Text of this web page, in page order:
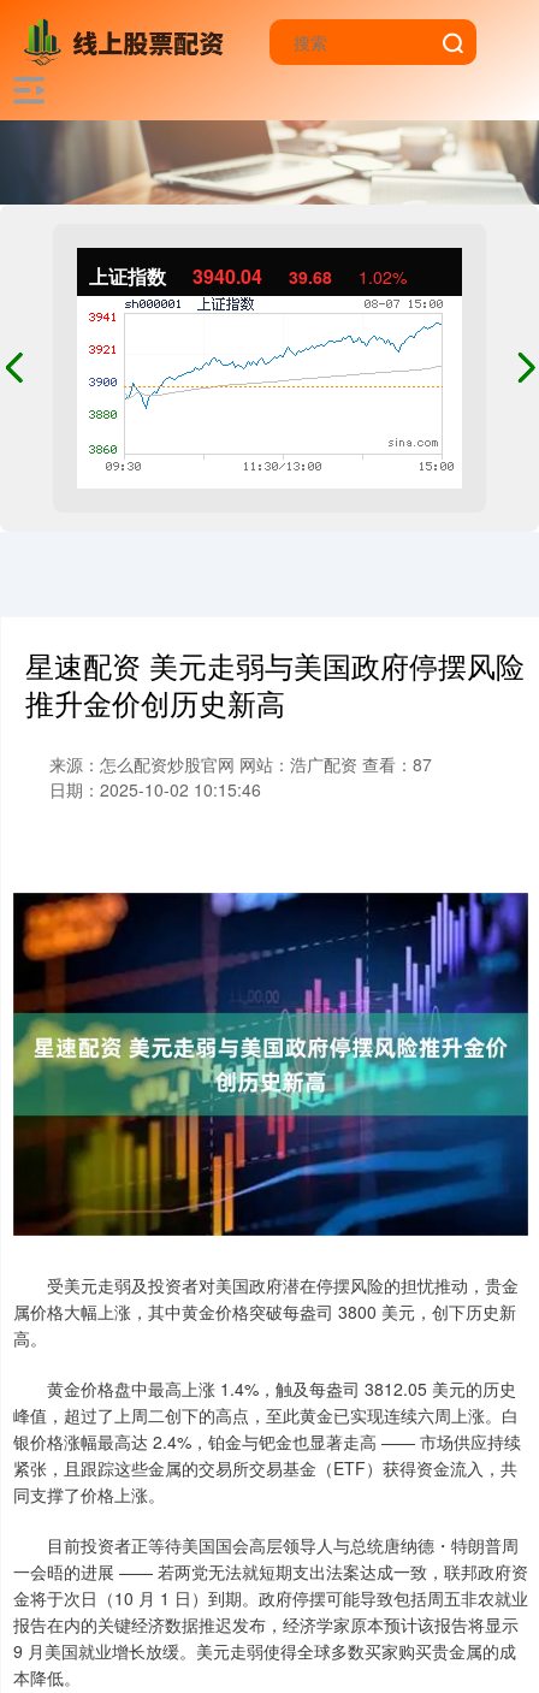
上证指数 3940.04 39.68 1.02%
星速配资 美元走弱与美国政府停摆风险
推升金价创历史新高
来源：怎么配资炒股官网 网站：浩广配资 查看：87
日期：2025-10-02 10:15:46
受美元走弱及投资者对美国政府潜在停摆风险的担忧推动，贵金
属价格大幅上涨，其中黄金价格突破每盎司 3800 美元，创下历史新
高。
黄金价格盘中最高上涨 1.4%，触及每盎司 3812.05 美元的历史
峰值，超过了上周二创下的高点，至此黄金已实现连续六周上涨。白
银价格涨幅最高达 2.4%，铂金与钯金也显著走高 —— 市场供应持续
紧张，且跟踪这些金属的交易所交易基金（ETF）获得资金流入，共
同支撑了价格上涨。
目前投资者正等待美国国会高层领导人与总统唐纳德・特朗普周
一会晤的进展 —— 若两党无法就短期支出法案达成一致，联邦政府资
金将于次日（10 月 1 日）到期。政府停摆可能导致包括周五非农就业
报告在内的关键经济数据推迟发布，经济学家原本预计该报告将显示
9 月美国就业增长放缓。美元走弱使得全球多数买家购买贵金属的成
本降低。